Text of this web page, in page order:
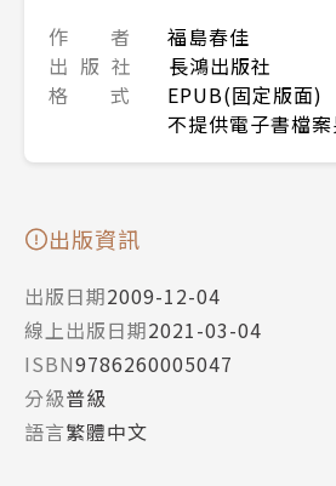
作 者
福島春佳
出 版 社
長鴻出版社
格 式
EPUB(固定版面)
不提供電子書檔
出版資訊
出版日期2009-12-04
線上出版日期2021-03-04
ISBN9786260005047
分級普級
語言繁體中文